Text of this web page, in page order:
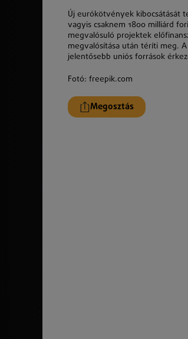
Új eurókötvények kibocsátását
vagyis csaknem 1800 milliárd
megvalósuló projektek
megvalósítása után téríti meg.
jelentősebb uniós források
Fotó: freepik.com
Megosztás